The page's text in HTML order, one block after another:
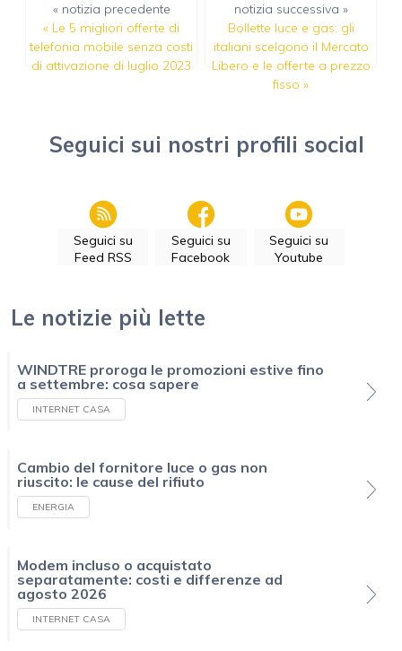
« notizia precedente
« Le 5 migliori offerte di
telefonia mobile senza costi
di attivazione di luglio 2023
notizia successiva »
Bollette luce e gas: gli
italiani scelgono il Mercato
Libero e le offerte a prezzo
fisso »
Seguici sui nostri profili social
Seguici su
Feed RSS
Seguici su
Facebook
Seguici su
Youtube
Le notizie più lette
WINDTRE proroga le promozioni estive fino
a settembre: cosa sapere
INTERNET CASA
Cambio del fornitore luce o gas non
riuscito: le cause del rifiuto
ENERGIA
Modem incluso o acquistato
separatamente: costi e differenze ad
agosto 2026
INTERNET CASA